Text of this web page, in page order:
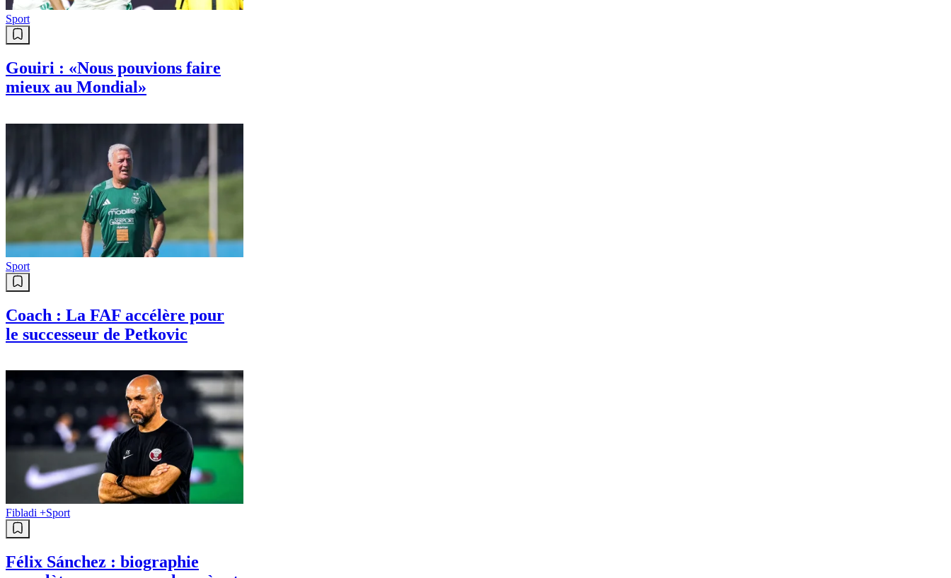
Sport
Gouiri : «Nous pouvions faire
mieux au Mondial»
Sport
Coach : La FAF accélère pour
le successeur de Petkovic
Fibladi +Sport
Félix Sánchez : biographie